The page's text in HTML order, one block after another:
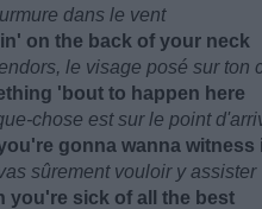
dans le vent
on the back of your neck
le visage posé sur ton
'bout to happen here
chose est sur le point
gonna wanna witness
sûrement vouloir y assister
you're sick of all the best